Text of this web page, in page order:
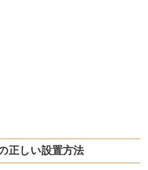
正しい設置方法